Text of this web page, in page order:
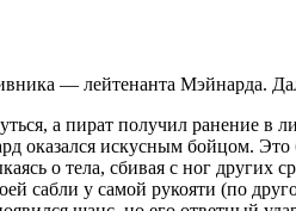
— лейтенанта Мэйнарда.
а пират получил ранение
искусным бойцом. Это
о тела, сбивая с ног
сабли у самой рукояти (по